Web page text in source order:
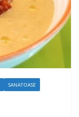
SANATOASE